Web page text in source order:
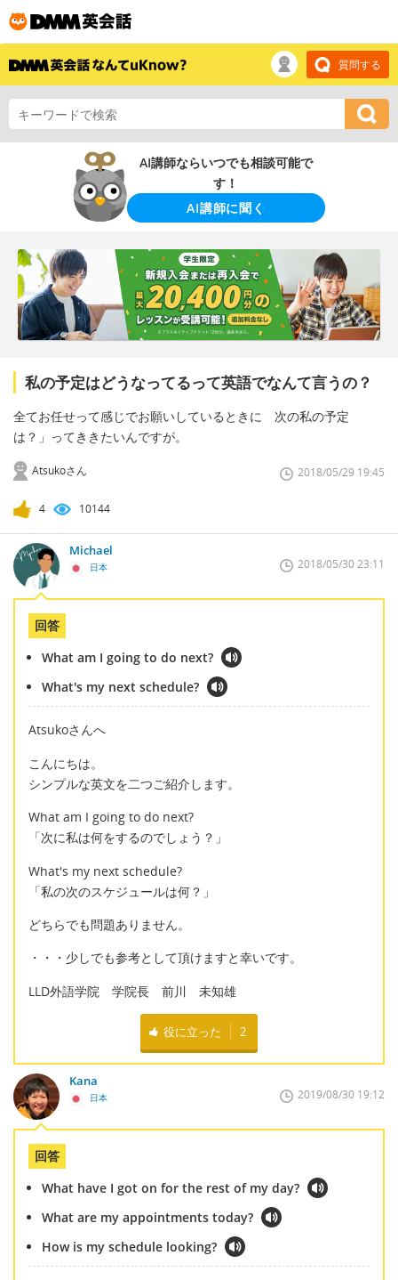
質問する
AI講師ならいつでも相談可能で
す！
AI講師に聞く
私の予定はどうなってるって英語でなんて言うの？
全てお任せって感じでお願いしているときに 次の私の予定
は？」ってききたいんですが。
Atsukoさん 2018/05/29 19:45
4 10144
Michael
日本 2018/05/30 23:11
回答
What am I going to do next?
What's my next schedule?
Atsukoさんへ
こんにちは。
シンプルな英文を二つご紹介します。
What am I going to do next?
「次に私は何をするのでしょう？」
What's my next schedule?
「私の次のスケジュールは何？」
どちらでも問題ありません。
・・・少しでも参考として頂けますと幸いです。
LLD外語学院 学院長 前川 未知雄
役に立った 2
Kana
日本 2019/08/30 19:12
回答
What have I got on for the rest of my day?
What are my appointments today?
How is my schedule looking?